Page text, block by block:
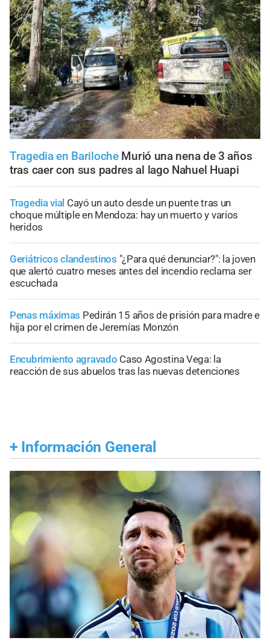
Tragedia en Bariloche Murió una nena de 3 años
tras caer con sus padres al lago Nahuel Huapi
Tragedia vial Cayó un auto desde un puente tras un
choque múltiple en Mendoza: hay un muerto y varios
heridos
Geriátricos clandestinos "¿Para qué denunciar?": la joven
que alertó cuatro meses antes del incendio reclama ser
escuchada
Penas máximas Pedirán 15 años de prisión para madre e
hija por el crimen de Jeremías Monzón
Encubrimiento agravado Caso Agostina Vega: la
reacción de sus abuelos tras las nuevas detenciones
+ Información General